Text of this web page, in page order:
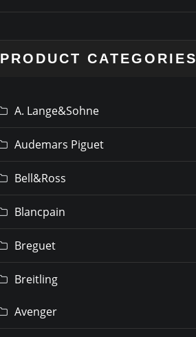
PRODUCT CATEGORIES
A. Lange&Sohne
Audemars Piguet
Bell&Ross
Blancpain
Breguet
Breitling
Avenger